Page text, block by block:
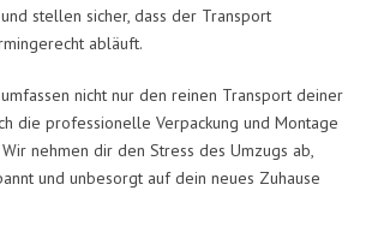
stellen sicher, dass der Transport
abläuft.
nicht nur den reinen Transport deiner
die professionelle Verpackung und Montage
nehmen dir den Stress des Umzugs ab,
und unbesorgt auf dein neues Zuhause